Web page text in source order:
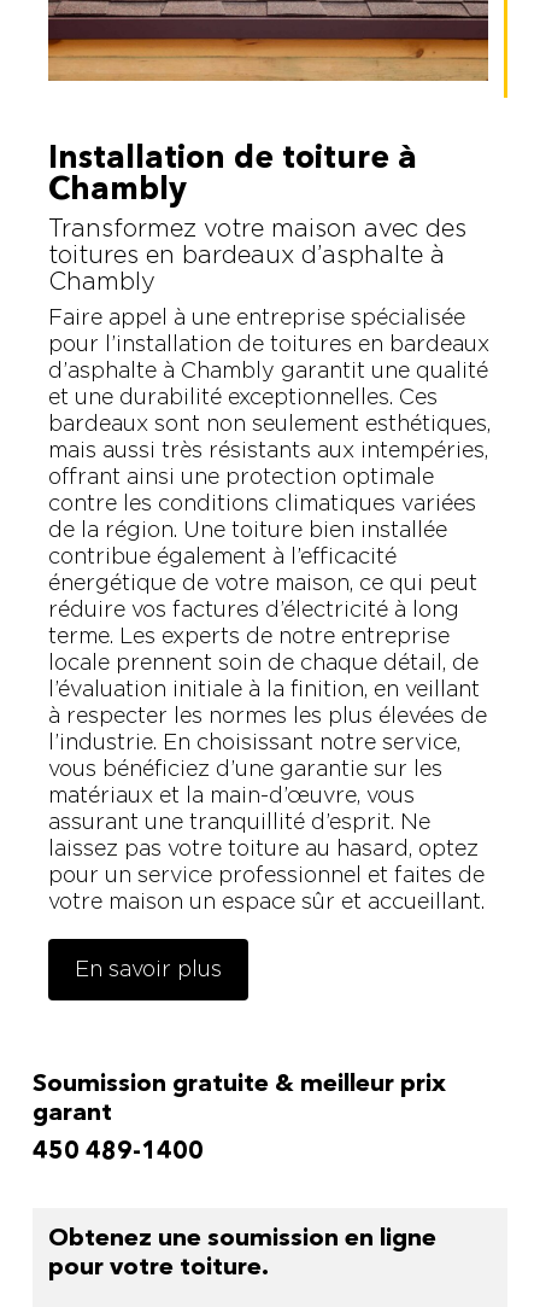
Installation de toiture à
Chambly
Transformez votre maison avec des
toitures en bardeaux d’asphalte à
Chambly
Faire appel à une entreprise spécialisée
pour l’installation de toitures en bardeaux
d’asphalte à Chambly garantit une qualité
et une durabilité exceptionnelles. Ces
bardeaux sont non seulement esthétiques,
mais aussi très résistants aux intempéries,
offrant ainsi une protection optimale
contre les conditions climatiques variées
de la région. Une toiture bien installée
contribue également à l’efficacité
énergétique de votre maison, ce qui peut
réduire vos factures d’électricité à long
terme. Les experts de notre entreprise
locale prennent soin de chaque détail, de
l’évaluation initiale à la finition, en veillant
à respecter les normes les plus élevées de
l’industrie. En choisissant notre service,
vous bénéficiez d’une garantie sur les
matériaux et la main-d’œuvre, vous
assurant une tranquillité d’esprit. Ne
laissez pas votre toiture au hasard, optez
pour un service professionnel et faites de
votre maison un espace sûr et accueillant.
En savoir plus
Soumission gratuite & meilleur prix
garant
450 489-1400
Obtenez une soumission en ligne
pour votre toiture.